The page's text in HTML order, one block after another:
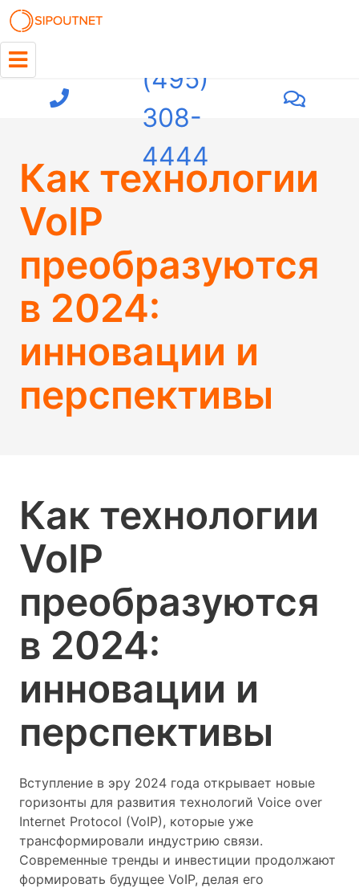
(495)
308-
4444
Как технологии
VoIP
преобразуются
в 2024:
инновации и
перспективы
Как технологии
VoIP
преобразуются
в 2024:
инновации и
перспективы
Вступление в эру 2024 года открывает новые
горизонты для развития технологий Voice over
Internet Protocol (VoIP), которые уже
трансформировали индустрию связи.
Современные тренды и инвестиции продолжают
формировать будущее VoIP, делая его